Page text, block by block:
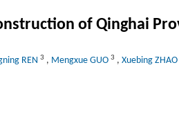
of Qinghai
REN 3 , Mengxue GUO 3 , Xuebing ZHAO